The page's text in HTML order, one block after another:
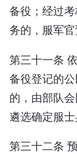
备役；经过
务的，服军官
第三十一条
备役登记的
的，由部队
遴选确定服士
第三十二条